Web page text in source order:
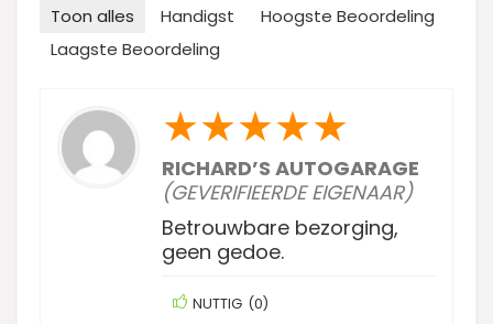
Toon alles Handigst
Hoogste Beoordeling
Laagste Beoordeling
★★★★★
RICHARD’S AUTOGARAGE
(GEVERIFIEERDE EIGENAAR)
Betrouwbare bezorging,
geen gedoe.
NUTTIG (0)